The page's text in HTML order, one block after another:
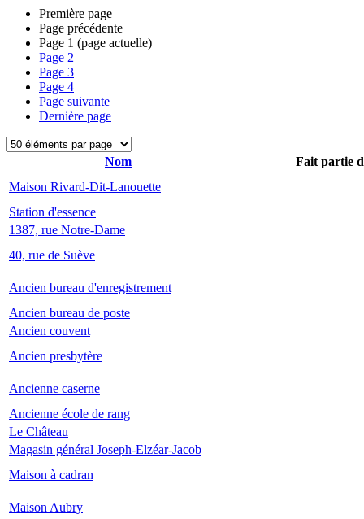
Première page
Page précédente
Page 1 (page actuelle)
Page 2
Page 3
Page 4
Page suivante
Dernière page
Nom
Fait partie
Maison Rivard-Dit-Lanouette
Station d'essence
1387, rue Notre-Dame
40, rue de Suève
Ancien bureau d'enregistrement
Ancien bureau de poste
Ancien couvent
Ancien presbytère
Ancienne caserne
Ancienne école de rang
Le Château
Magasin général Joseph-Elzéar-Jacob
Maison à cadran
Maison Aubry